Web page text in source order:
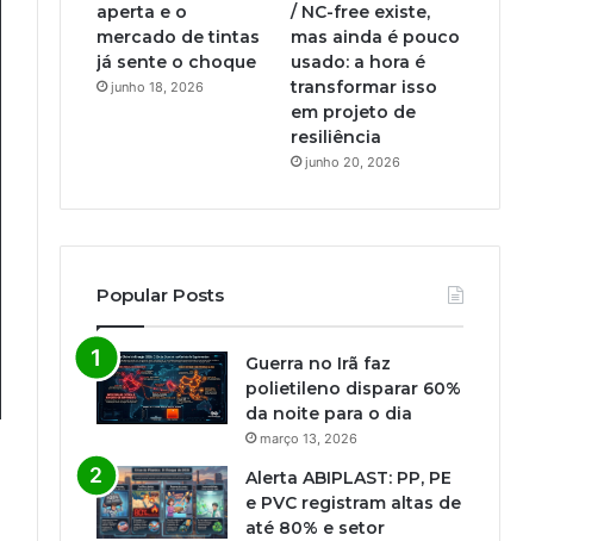
aperta e o
mercado de tintas
já sente o choque
junho 18, 2026
/ NC-free existe,
mas ainda é pouco
usado: a hora é
transformar isso
em projeto de
resiliência
junho 20, 2026
Popular Posts
Guerra no Irã faz
polietileno disparar 60%
da noite para o dia
março 13, 2026
Alerta ABIPLAST: PP, PE
e PVC registram altas de
até 80% e setor